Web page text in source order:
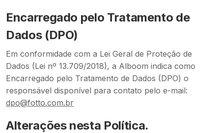
Encarregado pelo Tratamento de
Dados (DPO)
Em conformidade com a Lei Geral de Proteção de
Dados (Lei nº 13.709/2018), a Alboom indica como
Encarregado pelo Tratamento de Dados (DPO) o
responsável disponível para contato pelo e-mail:
dpo@fotto.com.br
Alterações nesta Política.